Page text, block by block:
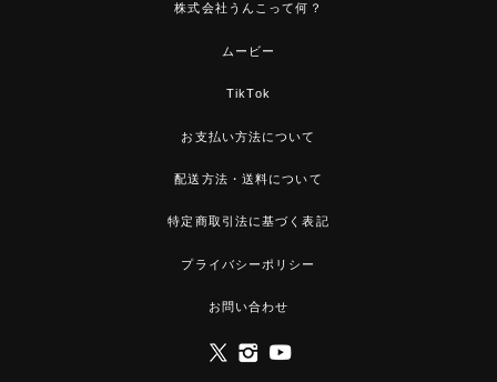
株式会社うんこって何？
ムービー
TikTok
お支払い方法について
配送方法・送料について
特定商取引法に基づく表記
プライバシーポリシー
お問い合わせ